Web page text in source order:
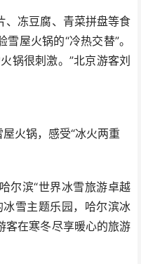
冻豆腐、青菜拼盘等食
屋火锅的“冷热交替”。
锅很刺激。”北京游客刘
火锅，感受“冰火两重
滨“世界冰雪旅游卓越
雪主题乐园，哈尔滨冰
客在寒冬尽享暖心的旅游